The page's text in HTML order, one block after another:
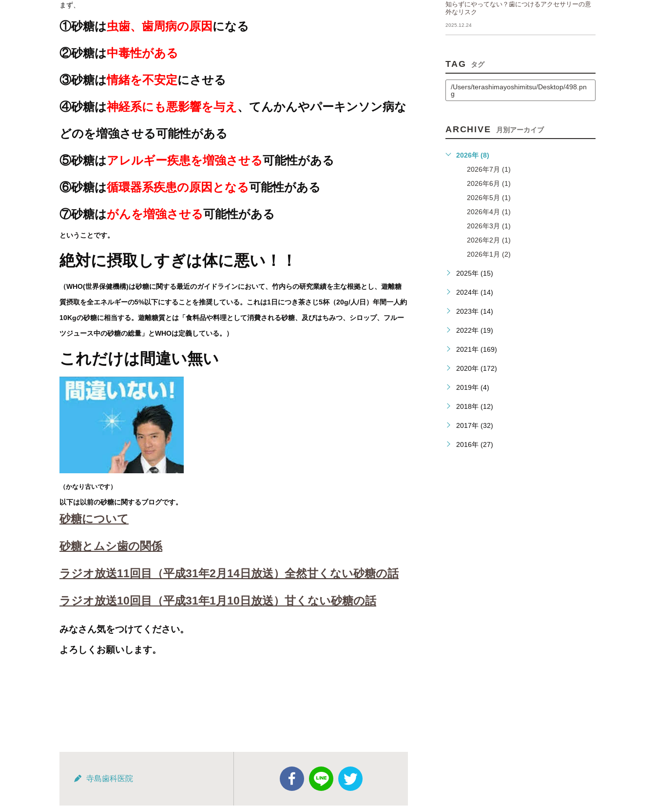
まず、
①砂糖は虫歯、歯周病の原因 になる
②砂糖は中毒性がある
③砂糖は情緒を不安定にさせる
④砂糖は神経系にも悪影響を与え 、てんかんやパーキンソン病な
どのを増強させる可能性がある
⑤砂糖はアレルギー疾患を増強させる可能性がある
⑥砂糖は循環器系疾患の原因となる可能性がある
⑦砂糖はがんを増強させる可能性がある
ということです。
絶対に摂取しすぎは体に悪い！！
（WHO(世界保健機構)は砂糖に関する最近のガイドラインにおいて、竹内らの研究業績を主な根拠とし、遊離糖
質摂取を全エネルギーの5%以下にすることを推奨している。これは1日につき茶さじ5杯（20g/人/日）年間一人約
10Kgの砂糖に相当する。遊離糖質とは「食料品や料理として消費される砂糖、及びはちみつ、シロップ、フルー
ツジュース中の砂糖の総量」とWHOは定義している。）
これだけは間違い無い
（かなり古いです）
以下は以前の砂糖に関するブログです。
砂糖について
砂糖とムシ歯の関係
ラジオ放送11回目（平成31年2月14日放送）全然甘くない砂糖の話
ラジオ放送10回目（平成31年1月10日放送）甘くない砂糖の話
みなさん気をつけてください。
よろしくお願いします。
寺島歯科医院
知らずにやってない？歯につけるアクセサリーの意
外なリスク
2025.12.24
TAG タグ
/Users/terashimayoshimitsu/Desktop/498.pn
g
ARCHIVE 月別アーカイブ
2026年 (8)
2026年7月 (1)
2026年6月 (1)
2026年5月 (1)
2026年4月 (1)
2026年3月 (1)
2026年2月 (1)
2026年1月 (2)
2025年 (15)
2024年 (14)
2023年 (14)
2022年 (19)
2021年 (169)
2020年 (172)
2019年 (4)
2018年 (12)
2017年 (32)
2016年 (27)